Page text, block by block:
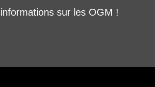
sur les OGM !